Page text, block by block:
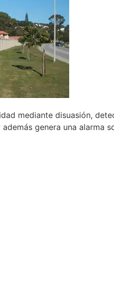
mediante disuasión,
genera una alarma